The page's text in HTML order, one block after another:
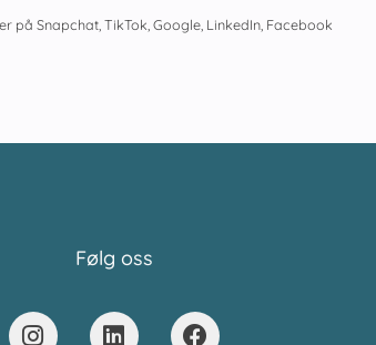
Snapchat, TikTok, Google, LinkedIn, Facebook
Følg oss